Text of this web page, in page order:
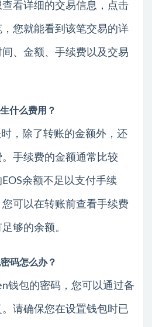
看详细的交易信息，点击
您就能看到该笔交易的详
、金额、手续费以及交易
什么费用？
，除了转账的金额外，还
手续费的金额通常比较
余额不足以支付手续
可以在转账前查看手续费
够的余额。
码怎么办？
钱包的密码，您可以通过备
请确保您在设置钱包时已